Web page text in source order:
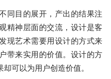
同目的展开，产出的结果注
精神层面的交流，设计是客
现艺术需要用设计的方式来
带来实用的价值。设计的方
可以为用户创造价值。